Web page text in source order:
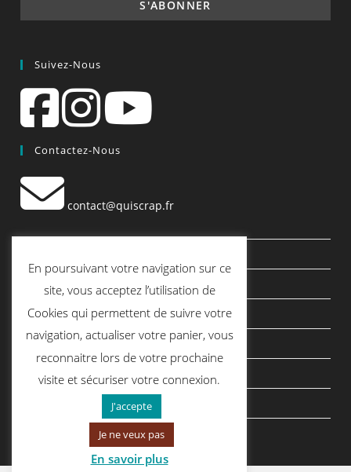
Suivez-Nous
Contactez-Nous
contact@quiscrap.fr
Le Blog
Conditions générales de vente
Mentions légales
Politique de confidentialité
politique de cookies
En poursuivant votre navigation sur ce
site, vous acceptez l’utilisation de
Cookies qui permettent de suivre votre
navigation, actualiser votre panier, vous
reconnaitre lors de votre prochaine
visite et sécuriser votre connexion.
J'accepte
Je ne veux pas
En savoir plus